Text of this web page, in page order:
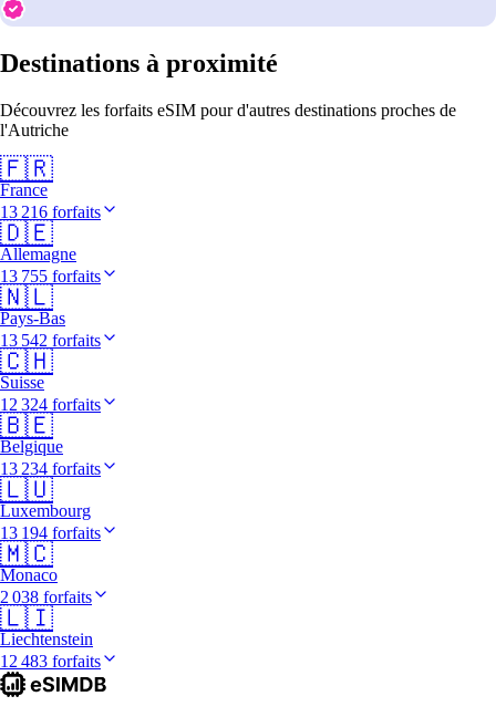
Destinations à proximité
Découvrez les forfaits eSIM pour d'autres destinations proches de
l'Autriche
🇫🇷
France
13 216 forfaits
🇩🇪
Allemagne
13 755 forfaits
🇳🇱
Pays-Bas
13 542 forfaits
🇨🇭
Suisse
12 324 forfaits
🇧🇪
Belgique
13 234 forfaits
🇱🇺
Luxembourg
13 194 forfaits
🇲🇨
Monaco
2 038 forfaits
🇱🇮
Liechtenstein
12 483 forfaits